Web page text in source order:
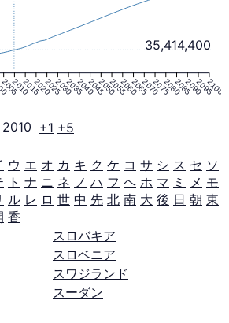
20052010201520202025203020352040204520502055206020652070207520802085209020952100
35,414,400
2010 +1 +5
ウ エ オ カ キ ク ケ コ サ シ ス セ ソ
ト ナ ニ ネ ノ ハ フ ヘ ホ マ ミ メ モ
ル レ ロ 世 中 先 北 南 大 後 日 朝 東
香
スロバキア
スロベニア
スワジランド
スーダン